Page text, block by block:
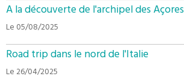
A la découverte de l'archipel des Açores
Le 05/08/2025
Road trip dans le nord de l'Italie
Le 26/04/2025